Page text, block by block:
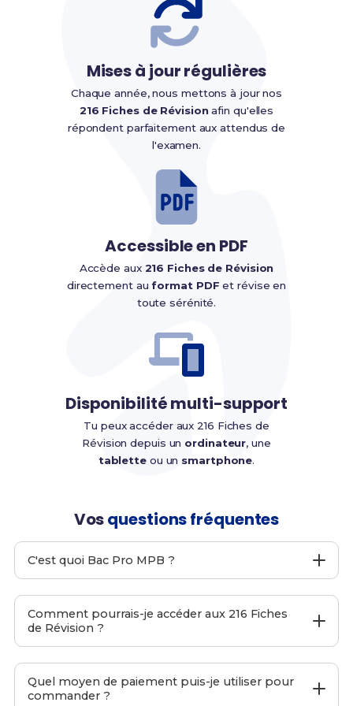
Mises à jour régulières
Chaque année, nous mettons à jour nos
216 Fiches de Révisionafin qu'elles
répondent parfaitement aux attendus de
l'examen.
Accessible en PDF
Accède aux 216 Fiches de Révision
directement auformat PDF et révise en
toute sérénité.
Disponibilité multi-support
Tu peux accéder aux 216 Fiches de
Révision depuis un ordinateur, une
tabletteou un smartphone.
Vosquestions fréquentes
C'est quoi Bac Pro MPB ?
Bac Pro MPBest un site web proposant216 Fiches de
Révisionpour leBac Pro MPBafin de t'aider à préparer
ton examen final.
C'est moi-même, Alice et mon équipe qui l'avons
développé. Nous accordons une importance capitale à
lasimplicitéet àl'efficacitéde nos216 Fiches de
Révisionafin que tu puisses te préparer aux examens
Comment pourrais-je accéder aux 216 Fiches
de Révision ?
Pendant le passage de ta commande, entre ton
adresse emailprincipale.
Une fois ta commande passée, tu recevras
Quel moyen de paiement puis-je utiliser pour
commander ?